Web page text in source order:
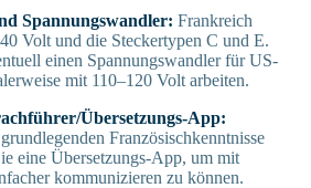
Spannungswandler: Frankreich
Volt und die Steckertypen C und E.
einen Spannungswandler für US-
mit 110–120 Volt arbeiten.
Übersetzungs-App:
Französischkenntnisse
eine Übersetzungs-App, um mit
kommunizieren zu können.